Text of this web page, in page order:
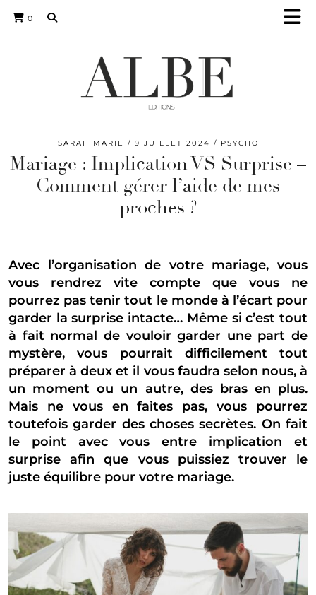
0
SARAH MARIE 9 JUILLET 2024 PSYCHO
Mariage : Implication VS Surprise –
Comment gérer l’aide de mes
proches ?
Avec l’organisation de votre mariage, vous
vous rendrez vite compte que vous ne
pourrez pas tenir tout le monde à l’écart pour
garder la surprise intacte… Même si c’est tout
à fait normal de vouloir garder une part de
mystère, vous pourrait difficilement tout
préparer à deux et il vous faudra selon nous, à
un moment ou un autre, des bras en plus.
Mais ne vous en faites pas, vous pourrez
toutefois garder des choses secrètes. On fait
le point avec vous entre implication et
surprise afin que vous puissiez trouver le
juste équilibre pour votre mariage.